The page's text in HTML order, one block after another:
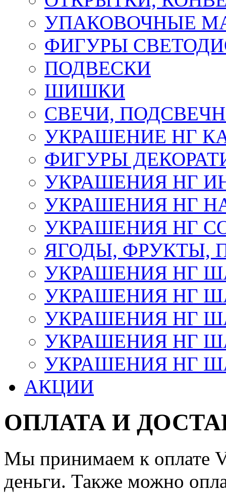
УПАКОВОЧНЫЕ
ФИГУРЫ
ПОДВЕСКИ
ШИШКИ
СВЕЧИ,
УКРАШЕНИЕ НГ
ФИГУРЫ
УКРАШЕНИЯ НГ
УКРАШЕНИЯ НГ
УКРАШЕНИЯ НГ
ЯГОДЫ, ФРУКТЫ,
УКРАШЕНИЯ НГ
УКРАШЕНИЯ НГ
УКРАШЕНИЯ НГ
УКРАШЕНИЯ НГ
УКРАШЕНИЯ НГ
АКЦИИ
ОПЛАТА И
Мы принимаем к оплате
деньги. Также можно